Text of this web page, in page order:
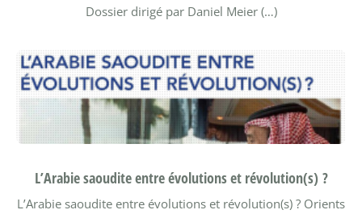
Dossier dirigé par Daniel Meier (…)
L’Arabie saoudite entre évolutions et révolution(s) ?
L’Arabie saoudite entre évolutions et révolution(s) ? Orients